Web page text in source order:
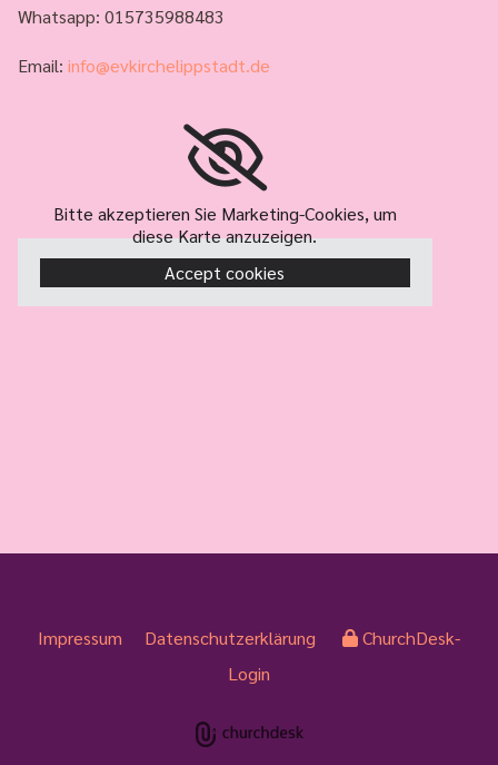
Whatsapp: 015735988483
Email: info@evkirchelippstadt.de
Bitte akzeptieren Sie Marketing-Cookies, um
diese Karte anzuzeigen.
Accept cookies
Impressum Datenschutzerklärung
ChurchDesk-
Login